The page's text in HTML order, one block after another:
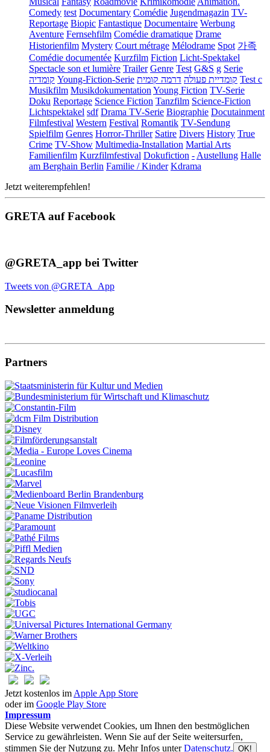
Comedy test Documentary Comédie Jugendmagazin TV-
Reportage Biopic Fantastique Documentaire Werbung
Aventure Fernsehfilm Comédie dramatique Drame
Historienfilm Mystery Court métrage Mélodrame Spot 가족
Comédie documentée Kurzfilm Fiction Licht-Spektakel
Spectacle son et lumière Trailer Genre Test G&S g Serie
קומדיה Young-Fiction-Serie קומדיית פעולה דרמה קומית
Test c
Musikfilm Musikdokumentation Young Fiction TV-Serie
Doku Reportage Science Fiction Tanzfilm Science-Fiction
Lichtspektakel sdf Drama TV-Serie Biographie Docutainment
Filmfestival Western Festival Romantik TV-Sendung
Spielfilm Genres Horror-Thriller Satire Divers History True
Crime TV-Show Multimedia-Installation Martial Arts
Familienfilm Kurzfilmfestival Dokufiction - Austellung Halle
am Berghain Berlin Familie / Kinder Kdrama
Jetzt weiterempfehlen!
GRETA auf Facebook
@GRETA_app bei Twitter
Tweets von @GRETA_App
Newsletter anmeldung
Partners
Jetzt kostenlos im Apple App Store
oder im Google Play Store
Impressum
Diese Website verwendet Cookies, um Ihnen den bestmöglichen
Service zu gewährleisten. Wenn Sie auf der Seite weitersurfen,
stimmen Sie der Nutzung zu. Mehr Infos unterDatenschutz. OK!